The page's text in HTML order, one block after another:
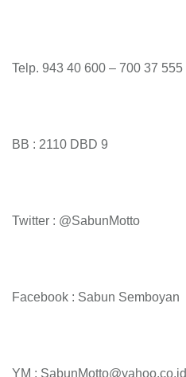
Telp. 943 40 600 – 700 37 555
BB : 2110 DBD 9
Twitter : @SabunMotto
Facebook : Sabun Semboyan
YM : SabunMotto@yahoo.co.id